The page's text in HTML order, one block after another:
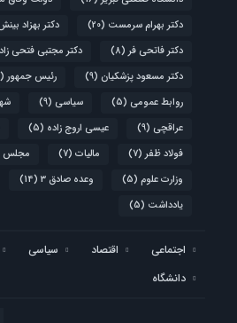
دکتر بهرام سرمست (20) دکتر بهزاد
دکتر فاتحی فر (8) دکتر مجتبی فتحی
دکتر مسعود پزشکیان (9) رئیس جمهور (5)
روابط عمومی (5) سیاسی (9)
عراقچی (9) عیسی اروج زاده (5)
فولاد ظفر (7) مالیات (7) مجلس
وزارت علوم (5) وعده صادق 3 (14)
یادداشت (5)
اجتماعی اقتصاد سیاسی
دانشگاه